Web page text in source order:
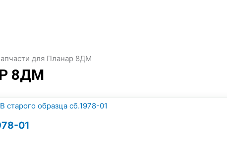
для Планар 8ДМ
8ДМ
01